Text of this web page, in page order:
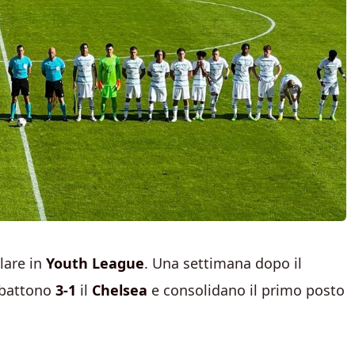
in Youth League. Una settimana dopo il
3-1 il Chelsea e consolidano il primo posto